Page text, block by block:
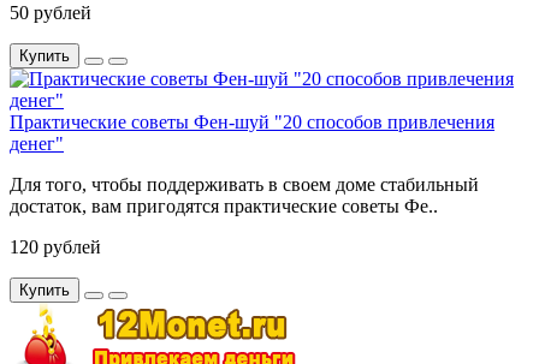
50 рублей
Купить
Практические советы Фен-шуй "20 способов привлечения
денег"
Для того, чтобы поддерживать в своем доме стабильный
достаток, вам пригодятся практические советы Фе..
120 рублей
Купить